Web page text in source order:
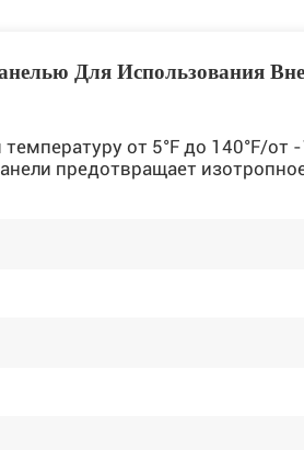
Для Использования Вне
от 5°F до 140°F/от -
предотвращает